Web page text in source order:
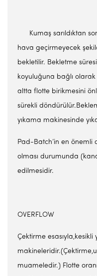
Kumaş sarıldıktan
hava geçirmeyecek
bekletilir. Bekletme
koyuluğuna bağlı olarak
altta flotte birikmesini
sürekli
yıkama makinesinde
Pad-Batch’in en önemli
olması durumunda
edilmesidir.
OVERFLOW
Çektirme
muameledir.) Flotte